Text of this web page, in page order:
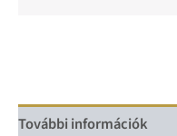
További információk